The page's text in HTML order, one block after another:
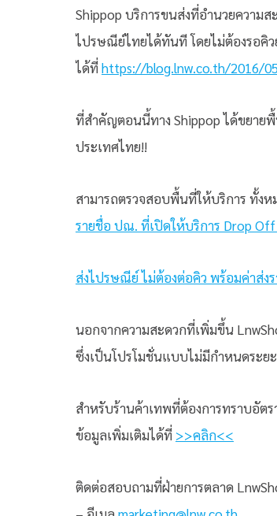
Shippop บริการขนส่งที่อำนวยความ
ไปรษณีย์ไทยได้ทันที โดยไม่ต้องรอคิว
ได้ที่https://blog.lnw.co.th/2016/
ที่สำคัญตอนนี้ทาง Shippop ได้ขยาย
ประเทศไทย!!
สามารถตรวจสอบพื้นที่ให้บริการ ทั้ง
รายชื่อ ปณ. ที่เปิดให้บริการ Drop Off
ส่งไปรษณีย์ ไม่ต้องต่อคิว พร้อมค่าส่ง
นอกจากความสะดวกที่เพิ่มขึ้น
ซึ่งเป็นโปรโมชั่นแบบไม่มีกำหนดระยะ
สำหรับร้านค้าเทพที่ต้องการทราบอัต
ข้อมูลเพิ่มเติมได้ที่ >>คลิก<<
ติดต่อสอบถามที่ฝ่ายการตลาด